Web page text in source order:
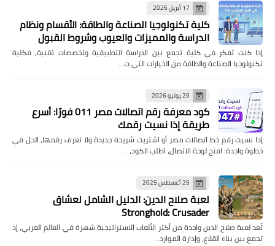
17 أبريل 2026
كلية تكنولوجيا الصناعة والطاقة: الأقسام ونظام
الدراسة والمميزات والعيوب وشروط القبول
إذا كنت تفكر في كلية تجمع بين الدراسة التطبيقية وتخصصات تقنية، فكلية
تكنولوجيا الصناعة والطاقة من الخيارات التي ت…
29 يونيو 2026
كود معرفة رقم اتصالات مصر 011 فورًا: أسرع
طريقة إذا نسيت رقمك
إذا نسيت رقم خط اتصالات مصر أو اشتريت شريحة جديدة ولا تعرف رقمها، الحل في
خطوة واحدة: افتح لوحة الاتصال، اطلب الكود، …
25 أغسطس 2025
لعبة صلاح الدين: الدليل الشامل لعشاق
Stronghold: Crusader
تُعد لعبة صلاح الدين واحدة من أكثر الألعاب الاستراتيجية شهرة في العالم العربي، إذ
تجمع بين بناء القلاع، وإدارة الموارد…